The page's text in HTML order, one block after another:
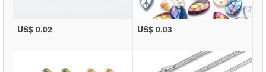
US$ 0.02 US$ 0.03